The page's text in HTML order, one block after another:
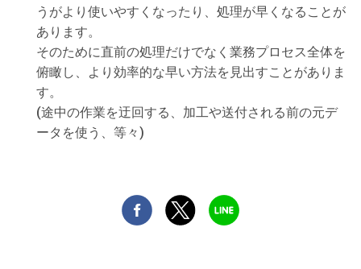
うがより使いやすくなったり、処理が早くなることが
あります。
そのために直前の処理だけでなく業務プロセス全体を
俯瞰し、より効率的な早い方法を見出すことがありま
す。
(途中の作業を迂回する、加工や送付される前の元デ
ータを使う、等々)